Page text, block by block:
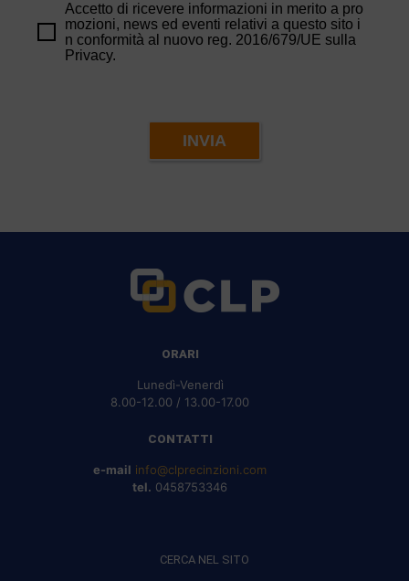
Accetto di ricevere informazioni in merito a pro
mozioni, news ed eventi relativi a questo sito i
n conformità al nuovo reg. 2016/679/UE sulla
Privacy.
INVIA
ORARI
Lunedì-Venerdì
8.00-12.00 / 13.00-17.00
CONTATTI
e-mail info@clprecinzioni.com
tel. 0458753346
CERCA NEL SITO